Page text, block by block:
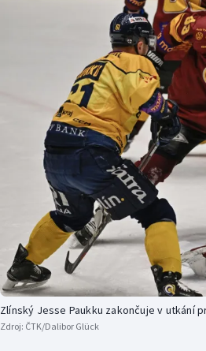
Curling
Dostihy
Florbal
Futsal
Golf
Zlínský Jesse Paukku zakončuje v utkání
Zdroj: ČTK/Dalibor Glück